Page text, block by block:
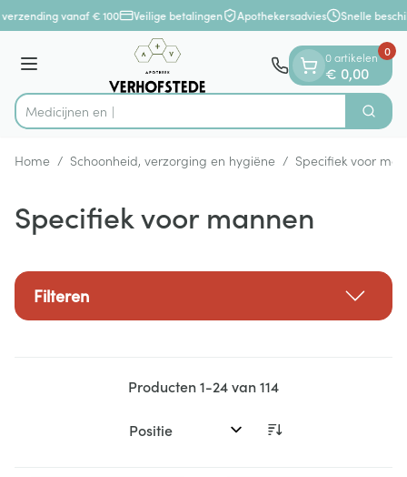
Ga naar de inhoud
1 van 1vanaf € 100 Veilige betalingen Apothekersadvies Snelle
Menu
Product, merk, categorie... Zoek
0 artikelen
€ 0,00
0
Home / Schoonheid, verzorging en hygiëne / Specifiek voor
Specifiek voor mannen
Filteren
Producten1-24van114
Sorteer op: